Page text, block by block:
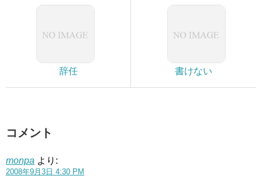
辞任 書けない
コメント
monpa より:
2008年9月3日 4:30 PM